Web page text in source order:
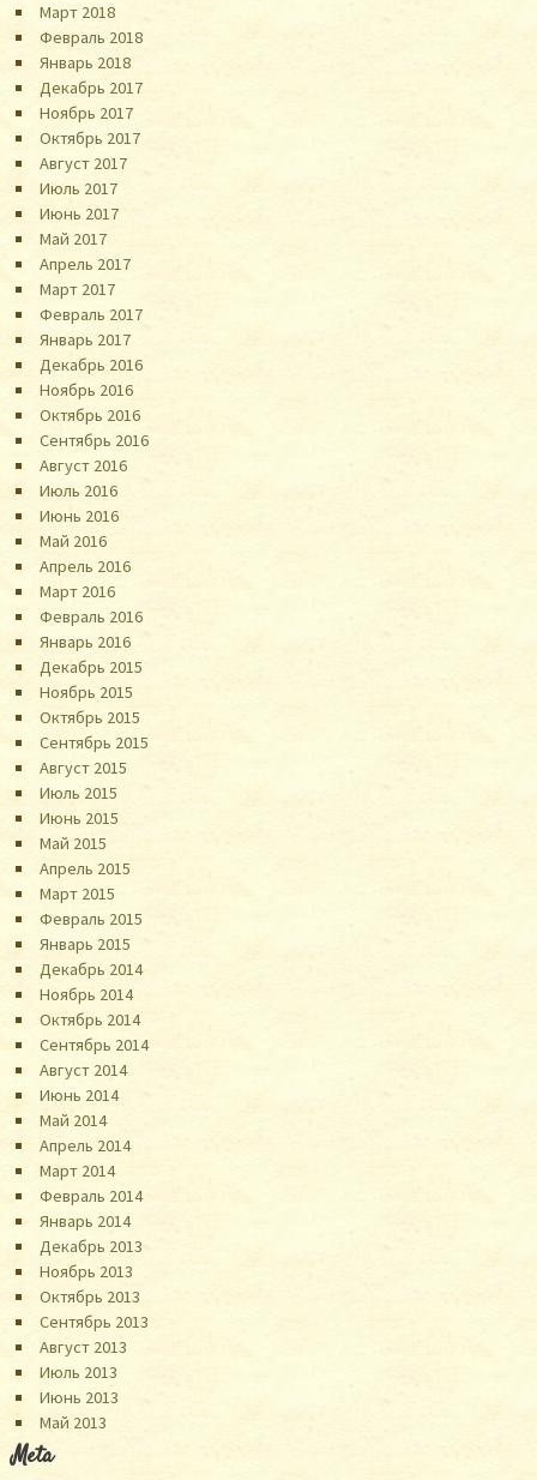
Март 2018
Февраль 2018
Январь 2018
Декабрь 2017
Ноябрь 2017
Октябрь 2017
Август 2017
Июль 2017
Июнь 2017
Май 2017
Апрель 2017
Март 2017
Февраль 2017
Январь 2017
Декабрь 2016
Ноябрь 2016
Октябрь 2016
Сентябрь 2016
Август 2016
Июль 2016
Июнь 2016
Май 2016
Апрель 2016
Март 2016
Февраль 2016
Январь 2016
Декабрь 2015
Ноябрь 2015
Октябрь 2015
Сентябрь 2015
Август 2015
Июль 2015
Июнь 2015
Май 2015
Апрель 2015
Март 2015
Февраль 2015
Январь 2015
Декабрь 2014
Ноябрь 2014
Октябрь 2014
Сентябрь 2014
Август 2014
Июнь 2014
Май 2014
Апрель 2014
Март 2014
Февраль 2014
Январь 2014
Декабрь 2013
Ноябрь 2013
Октябрь 2013
Сентябрь 2013
Август 2013
Июль 2013
Июнь 2013
Май 2013
Meta